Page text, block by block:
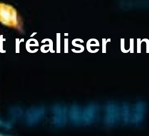
réaliser